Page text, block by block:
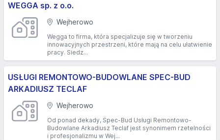
WEGGA sp. z o.o.
Wejherowo
Wegga to firma, która specjalizuje się w tworzeniu
innowacyjnych przestrzeni, które mają na celu ułatwienie
pracy. Siedz...
USŁUGI REMONTOWO-BUDOWLANE SPEC-BUD
ARKADIUSZ TECLAF
Wejherowo
Od ponad dekady, Spec-Bud Usługi Remontowo-
Budowlane Arkadiusz Teclaf jest synonimem rzetelności
i profesjonalizmu w Wej...